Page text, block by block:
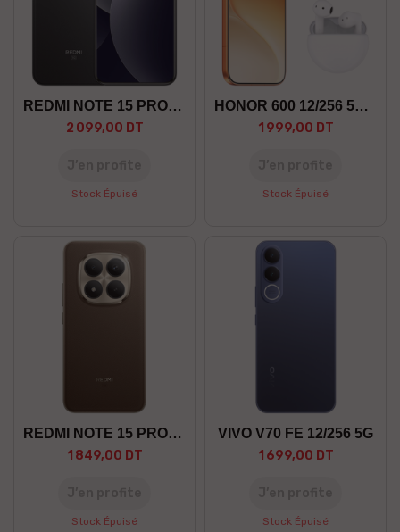
REDMI NOTE 15 PRO+ 12/512 5G
2 099,00 DT
Stock Épuisé
HONOR 600 12/256 5G +GF
1 999,00 DT
Stock Épuisé
REDMI NOTE 15 PRO+ 8/256 5G
1 849,00 DT
Stock Épuisé
VIVO V70 FE 12/256 5G
1 699,00 DT
Stock Épuisé